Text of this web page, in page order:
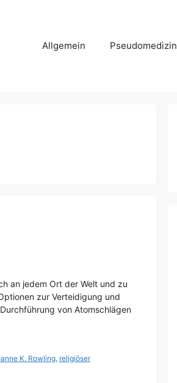
Allgemein Pseudomedizin
an jedem Ort der Welt und zu
zur Verteidigung und
von Atomschlägen
K. Rowling, religiöser